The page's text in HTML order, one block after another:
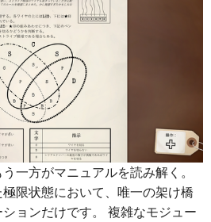
一方がマニュアルを読み解く。
限状態において、唯一の架け橋
ョンだけです。 複雑なモジュー